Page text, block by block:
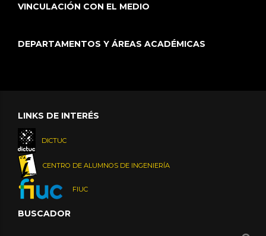
VINCULACIÓN CON EL MEDIO
DEPARTAMENTOS Y ÁREAS ACADÉMICAS
LINKS DE INTERÉS
DICTUC
CENTRO DE ALUMNOS DE INGENIERÍA
FIUC
BUSCADOR